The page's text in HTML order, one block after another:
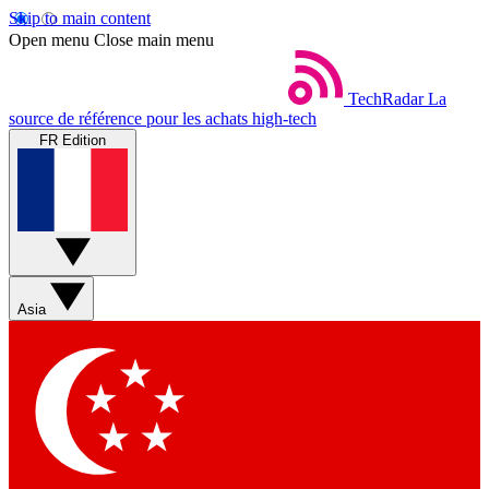
Skip to main content
Open menu Close main menu
TechRadar La
source de référence pour les achats high-tech
FR Edition
Asia